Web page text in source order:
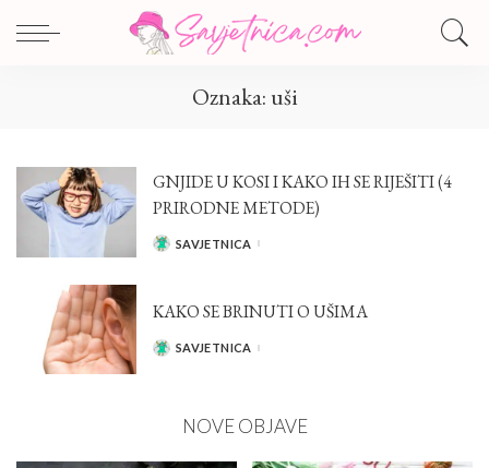
Oznaka: uši
GNJIDE U KOSI I KAKO IH SE RIJEŠITI (4
PRIRODNE METODE)
POSTED
SAVJETNICA
KAKO SE BRINUTI O UŠIMA
POSTED
SAVJETNICA
NOVE OBJAVE